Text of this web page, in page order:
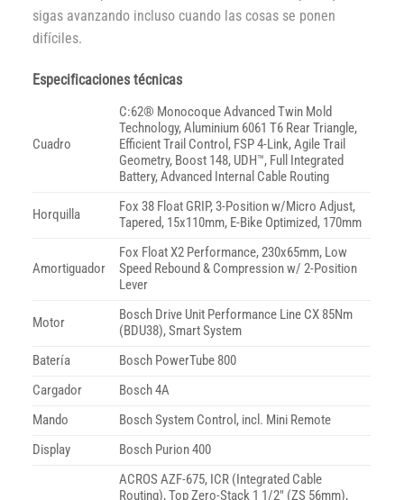
sigas avanzando incluso cuando las cosas se ponen
difíciles.
Especificaciones técnicas
Cuadro
C:62® Monocoque Advanced Twin Mold
Technology, Aluminium 6061 T6 Rear Triangle,
Efficient Trail Control, FSP 4-Link, Agile Trail
Geometry, Boost 148, UDH™, Full Integrated
Battery, Advanced Internal Cable Routing
Horquilla
Fox 38 Float GRIP, 3-Position w/Micro Adjust,
Tapered, 15x110mm, E-Bike Optimized, 170mm
Amortiguador
Fox Float X2 Performance, 230x65mm, Low
Speed Rebound & Compression w/ 2-Position
Lever
Motor
Bosch Drive Unit Performance Line CX 85Nm
(BDU38), Smart System
Batería
Bosch PowerTube 800
Cargador
Bosch 4A
Mando
Bosch System Control, incl. Mini Remote
Display
Bosch Purion 400
ACROS AZF-675, ICR (Integrated Cable
Routing), Top Zero-Stack 1 1/2″ (ZS 56mm),